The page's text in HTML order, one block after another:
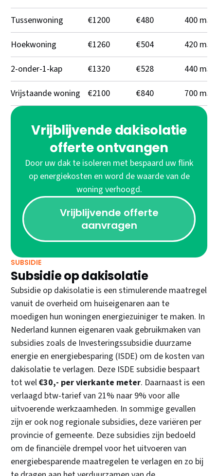
Tussenwoning €1200 €480
400 m3
Hoekwoning
€1260 €504
420 m3
2-onder-1-kap
€1320 €528
440 m3
Vrijstaande woning
€2100 €840 700 m3
Vrijblijvende dakisolatie
offerte ontvangen
Door uw dak te isoleren met bespaard uw flink
op energiekosten en word de waarde van de
woning verhoogd.
Vrijblijvende offerte
aanvragen
SUBSIDIE
Subsidie op dakisolatie
Subsidie op dakisolatie is een stimulerende maatregel
vanuit de overheid om huiseigenaren aan te
moedigen hun woningen energiezuiniger te maken. In
Nederland kunnen eigenaren vaak gebruikmaken van
subsidies zoals de Investeringssubsidie duurzame
energie en energiebesparing (ISDE) om de kosten van
dakisolatie te verlagen. Deze ISDE subsidie bespaart
tot wel€30,- per vierkante meter. Daarnaast is een
verlaagd btw-tarief van 21% naar 9% voor alle
uitvoerende werkzaamheden. In sommige gevallen
zijn er ook nog regionale subsidies, deze variëren per
provincie of gemeente. Deze subsidies zijn bedoeld
om de financiële drempel voor het uitvoeren van
energiebesparende maatregelen te verlagen en zo bij